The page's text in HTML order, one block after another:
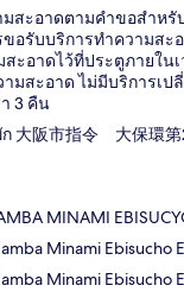
สะอาดตามคำขอสำหรั
ขอรับบริการทำความสะ
ะอาดไว้ที่ประตูภายใน
มสะอาด ไม่มีบริการเ
3 คืน
大阪市指令 大保環第
MINAMI
Minami Ebisucho
Minami Ebisucho